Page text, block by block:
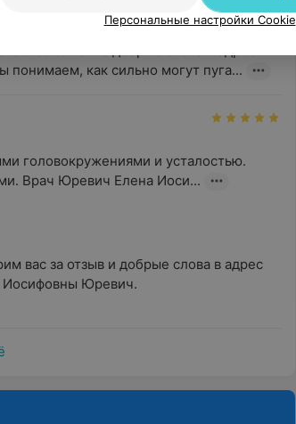
бы задать неврологу.
что-то болит, врачу следует знать:
пациента.
неврологических заболеваний в семье.
принимает клиент.
обширными знаниями
периферической нервной
к каждому пациенту и клиническому
за такие добрые слова в адрес
как сильно могут пуга...
головокружениями и усталостью.
Врач Юревич Елена Иоси...
вас за отзыв и добрые слова в адрес
Иосифовны Юревич.
Персональные настройки Cookie